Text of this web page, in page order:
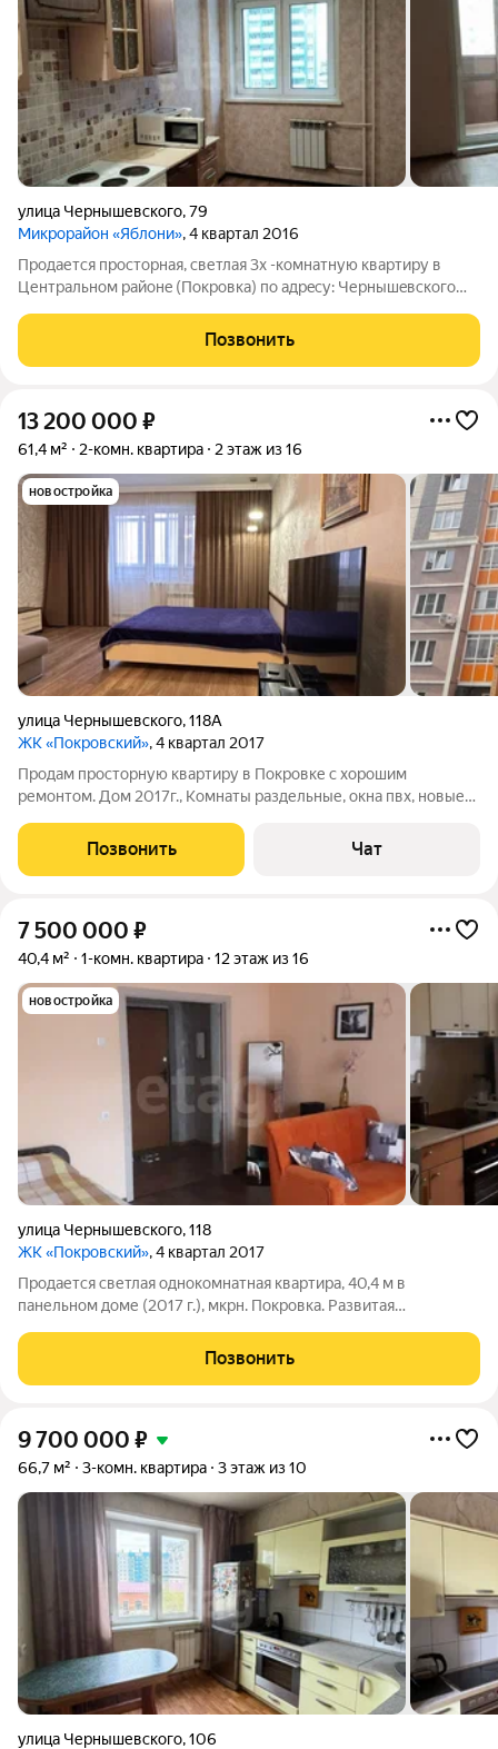
улица Чернышевского,79
Микрорайон «Яблони», 4 квартал 2016
Продается пpocторная, светлая 3х -кoмнатную квaртиpу в
Центрaльном pайонe (Пoкpoвкa) по адрeсу: Чернышeвcкoго
плoщадь 71 м (+ зacтeклённый, простopный бaлкон 4 м), выcoта
пoтoлкoв 2,75м. Kвapтиpa
Позвонить
13 200 000 ₽
61,4 м² 2-комн. квартира 2 этаж из 16
новостройка
улица Чернышевского,118А
ЖК «Покровский», 4 квартал 2017
Продам просторную квартиру в Покровке с хорошим
ремонтом. Дом 2017г., Комнаты раздельные, окна пвх, новые
стены выровнены. Кафель в санузле. Продается со всей
мебелью и бытовой техникой(Кухню
Позвонить Чат
7 500 000 ₽
40,4 м² 1-комн. квартира 12 этаж из 16
новостройка
улица Чернышевского,118
ЖК «Покровский», 4 квартал 2017
Продается светлая однокомнатная квартира, 40,4 м в
панельном доме (2017 г.), мкрн. Покровка. Развитая
общественного транспорта, магазины, салоны красоты,
стоматологии, поликлиники, пункты выдачи. Возле
Позвонить
9 700 000 ₽
66,7 м² 3-комн. квартира 3 этаж из 10
улица Чернышевского,106